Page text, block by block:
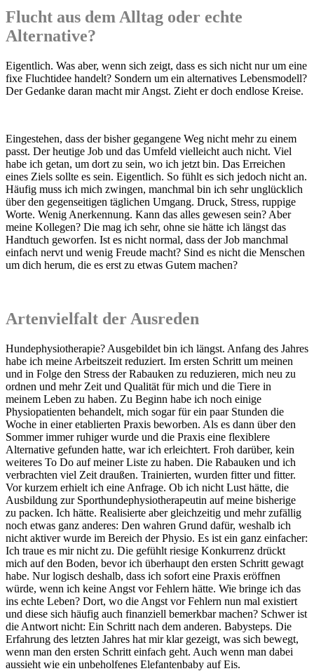
Flucht aus dem Alltag oder echte
Alternative?
Eigentlich. Was aber, wenn sich zeigt, dass es sich nicht nur um eine
fixe Fluchtidee handelt? Sondern um ein alternatives Lebensmodell?
Der Gedanke daran macht mir Angst. Zieht er doch endlose Kreise.
Eingestehen, dass der bisher gegangene Weg nicht mehr zu einem
passt. Der heutige Job und das Umfeld vielleicht auch nicht. Viel
habe ich getan, um dort zu sein, wo ich jetzt bin. Das Erreichen
eines Ziels sollte es sein. Eigentlich. So fühlt es sich jedoch nicht an.
Häufig muss ich mich zwingen, manchmal bin ich sehr unglücklich
über den gegenseitigen täglichen Umgang. Druck, Stress, ruppige
Worte. Wenig Anerkennung. Kann das alles gewesen sein? Aber
meine Kollegen? Die mag ich sehr, ohne sie hätte ich längst das
Handtuch geworfen. Ist es nicht normal, dass der Job manchmal
einfach nervt und wenig Freude macht? Sind es nicht die Menschen
um dich herum, die es erst zu etwas Gutem machen?
Artenvielfalt der Ausreden
Hundephysiotherapie? Ausgebildet bin ich längst. Anfang des Jahres
habe ich meine Arbeitszeit reduziert. Im ersten Schritt um meinen
und in Folge den Stress der Rabauken zu reduzieren, mich neu zu
ordnen und mehr Zeit und Qualität für mich und die Tiere in
meinem Leben zu haben. Zu Beginn habe ich noch einige
Physiopatienten behandelt, mich sogar für ein paar Stunden die
Woche in einer etablierten Praxis beworben. Als es dann über den
Sommer immer ruhiger wurde und die Praxis eine flexiblere
Alternative gefunden hatte, war ich erleichtert. Froh darüber, kein
weiteres To Do auf meiner Liste zu haben. Die Rabauken und ich
verbrachten viel Zeit draußen. Trainierten, wurden fitter und fitter.
Vor kurzem erhielt ich eine Anfrage. Ob ich nicht Lust hätte, die
Ausbildung zur Sporthundephysiotherapeutin auf meine bisherige
zu packen. Ich hätte. Realisierte aber gleichzeitig und mehr zufällig
noch etwas ganz anderes: Den wahren Grund dafür, weshalb ich
nicht aktiver wurde im Bereich der Physio. Es ist ein ganz einfacher:
Ich traue es mir nicht zu. Die gefühlt riesige Konkurrenz drückt
mich auf den Boden, bevor ich überhaupt den ersten Schritt gewagt
habe. Nur logisch deshalb, dass ich sofort eine Praxis eröffnen
würde, wenn ich keine Angst vor Fehlern hätte. Wie bringe ich das
ins echte Leben? Dort, wo die Angst vor Fehlern nun mal existiert
und diese sich häufig auch finanziell bemerkbar machen? Schwer ist
die Antwort nicht: Ein Schritt nach dem anderen. Babysteps. Die
Erfahrung des letzten Jahres hat mir klar gezeigt, was sich bewegt,
wenn man den ersten Schritt einfach geht. Auch wenn man dabei
aussieht wie ein unbeholfenes Elefantenbaby auf Eis.